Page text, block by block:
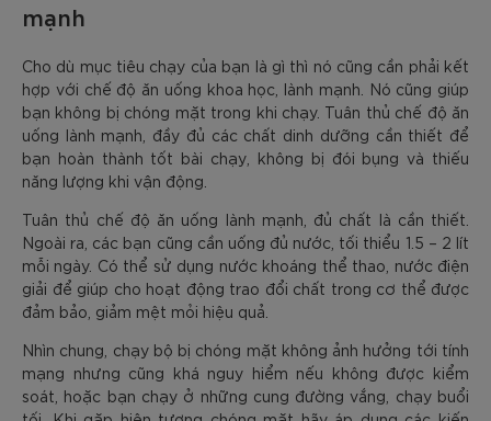
mạnh
Cho dù mục tiêu chạy của bạn là gì thì nó cũng cần phải kết
hợp với chế độ ăn uống khoa học, lành mạnh. Nó cũng giúp
bạn không bị chóng mặt trong khi chạy. Tuân thủ chế độ ăn
uống lành mạnh, đầy đủ các chất dinh dưỡng cần thiết để
bạn hoàn thành tốt bài chạy, không bị đói bụng và thiếu
năng lượng khi vận động.
Tuân thủ chế độ ăn uống lành mạnh, đủ chất là cần thiết.
Ngoài ra, các bạn cũng cần uống đủ nước, tối thiểu 1.5 – 2 lít
mỗi ngày. Có thể sử dụng nước khoáng thể thao, nước điện
giải để giúp cho hoạt động trao đổi chất trong cơ thể được
đảm bảo, giảm mệt mỏi hiệu quả.
Nhìn chung, chạy bộ bị chóng mặt không ảnh hưởng tới tính
mạng nhưng cũng khá nguy hiểm nếu không được kiểm
soát, hoặc bạn chạy ở những cung đường vắng, chạy buổi